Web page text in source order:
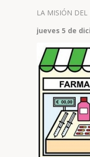
LA MISIÓN DEL
jueves 5 de